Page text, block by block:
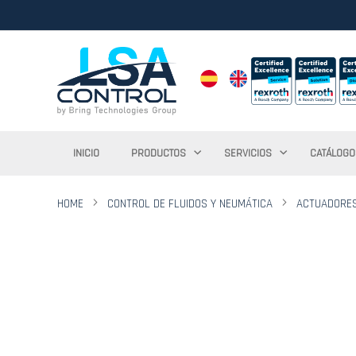
INICIO PRODUCTOS SERVICIOS
HOME CONTROL DE FLUIDOS Y NEUMÁTICA